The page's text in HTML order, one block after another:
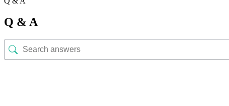
Q & A